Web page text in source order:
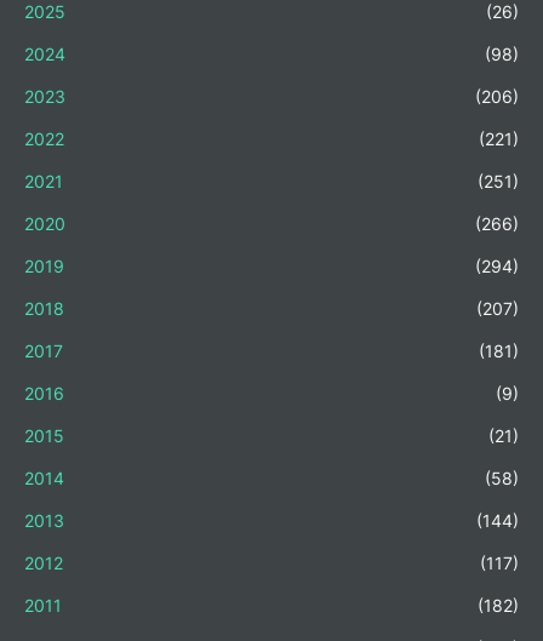
2025 (26)
2024 (98)
2023 (206)
2022 (221)
2021 (251)
2020 (266)
2019 (294)
2018 (207)
2017 (181)
2016 (9)
2015 (21)
2014 (58)
2013 (144)
2012 (117)
2011 (182)